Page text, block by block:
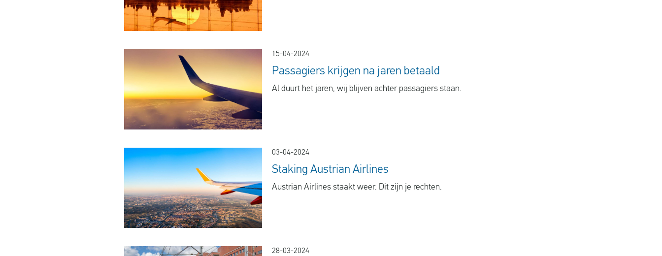
15-04-2024
Passagiers krijgen na jaren betaald
Al duurt het jaren, wij blijven achter passagiers staan.
03-04-2024
Staking Austrian Airlines
Austrian Airlines staakt weer. Dit zijn je rechten.
28-03-2024